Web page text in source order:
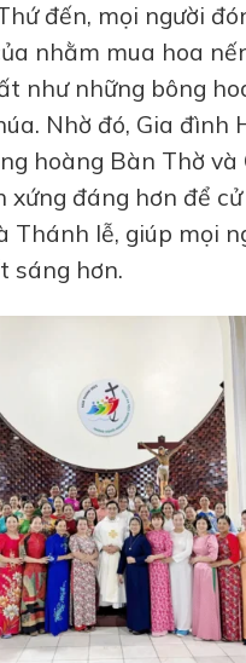
đến, mọi người
nhằm mua hoa
như những bông
Nhờ đó, Gia đình
hoàng Bàn Thờ và
xứng đáng hơn để
Thánh lễ, giúp mọi
sáng hơn.